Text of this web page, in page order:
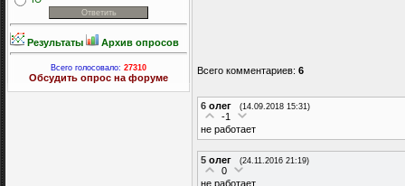
Результаты Архив опросов
Всего голосовало: 27310
Обсудить опрос на форуме
Всего комментариев: 6
6 олег (14.09.2018 15:31)
-1
не работает
5 олег (24.11.2016 21:19)
0
не работает